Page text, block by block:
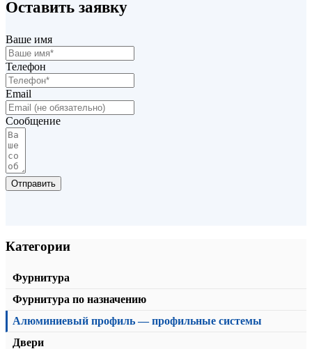
Нижний горизонтальный профиль KF1-05
от561,00₽/пог.м. В корзину
info@profilsystem.ru
Оставить заявку
Ваше имя
Телефон
Email
Сообщение
Отправить
Категории
Фурнитура
Фурнитура по назначению
Алюминиевый профиль — профильные системы
Двери